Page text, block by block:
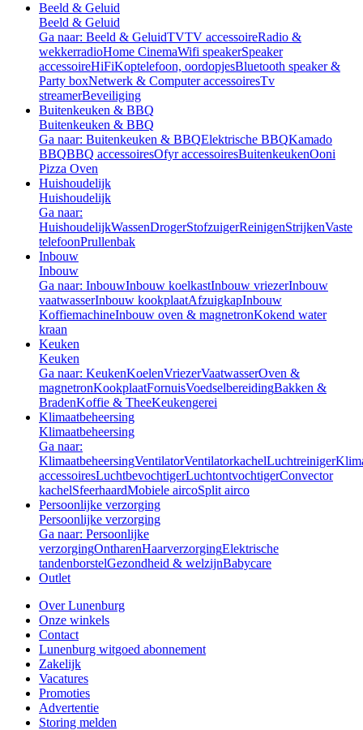
Beeld & Geluid
Beeld & Geluid
Ga naar: Beeld & GeluidTVTV accessoireRadio &
wekkerradioHome CinemaWifi speakerSpeaker
accessoireHiFiKoptelefoon, oordopjesBluetooth speaker &
Party boxNetwerk & Computer accessoiresTv
streamerBeveiliging
Buitenkeuken & BBQ
Buitenkeuken & BBQ
Ga naar: Buitenkeuken & BBQElektrische BBQKamado
BBQBBQ accessoiresOfyr accessoiresBuitenkeukenOoni
Pizza Oven
Huishoudelijk
Huishoudelijk
Ga naar:
HuishoudelijkWassenDrogerStofzuigerReinigenStrijkenVaste
telefoonPrullenbak
Inbouw
Inbouw
Ga naar: InbouwInbouw koelkastInbouw vriezerInbouw
vaatwasserInbouw kookplaatAfzuigkapInbouw
KoffiemachineInbouw oven & magnetronKokend water
kraan
Keuken
Keuken
Ga naar: KeukenKoelenVriezerVaatwasserOven &
magnetronKookplaatFornuisVoedselbereidingBakken &
BradenKoffie & TheeKeukengerei
Klimaatbeheersing
Klimaatbeheersing
Ga naar:
KlimaatbeheersingVentilatorVentilatorkachelLuchtreiniger
accessoiresLuchtbevochtigerLuchtontvochtigerConvector
kachelSfeerhaardMobiele aircoSplit airco
Persoonlijke verzorging
Persoonlijke verzorging
Ga naar: Persoonlijke
verzorgingOntharenHaarverzorgingElektrische
tandenborstelGezondheid & welzijnBabycare
Outlet
Over Lunenburg
Onze winkels
Contact
Lunenburg witgoed abonnement
Zakelijk
Vacatures
Promoties
Advertentie
Storing melden